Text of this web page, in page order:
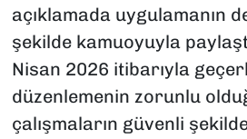
açıklamada uygulamanın
şekilde kamuoyuyla
Nisan 2026 itibarıyla
düzenlemenin zorunlu
çalışmaların güvenli